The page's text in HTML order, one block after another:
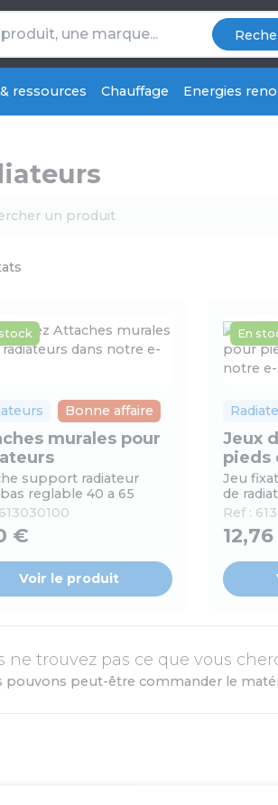
ressources Chauffage Energies
Bonne affaire
murales pour
support radiateur
reglable 40 a 65
613030100
€
Voir le produit
En
Jeux
pieds
Jeu
de
Ref :
ne trouvez pas ce que vous
pouvons peut-être commander le